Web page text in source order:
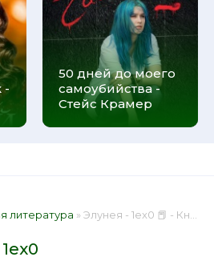
-
50 дней до моего
самоубийства -
Стейс Крамер
литература » Элунея - 1ex0 📕 - Книга онлайн бесплатно